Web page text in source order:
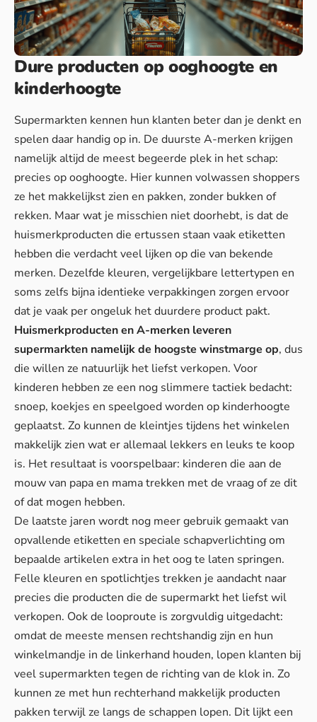
Dure producten op ooghoogte en
kinderhoogte
Supermarkten kennen hun klanten beter dan je denkt en
spelen daar handig op in. De duurste A-merken krijgen
namelijk altijd de meest begeerde plek in het schap:
precies op ooghoogte. Hier kunnen volwassen shoppers
ze het makkelijkst zien en pakken, zonder bukken of
rekken. Maar wat je misschien niet doorhebt, is dat de
huismerkproducten die ertussen staan vaak etiketten
hebben die verdacht veel lijken op die van bekende
merken. Dezelfde kleuren, vergelijkbare lettertypen en
soms zelfs bijna identieke verpakkingen zorgen ervoor
dat je vaak per ongeluk het duurdere product pakt.
Huismerkproducten en A-merken leveren
supermarkten namelijk de hoogste winstmarge op, dus
die willen ze natuurlijk het liefst verkopen. Voor
kinderen hebben ze een nog slimmere tactiek bedacht:
snoep, koekjes en speelgoed worden op kinderhoogte
geplaatst. Zo kunnen de kleintjes tijdens het winkelen
makkelijk zien wat er allemaal lekkers en leuks te koop
is. Het resultaat is voorspelbaar: kinderen die aan de
mouw van papa en mama trekken met de vraag of ze dit
of dat mogen hebben.
De laatste jaren wordt nog meer gebruik gemaakt van
opvallende etiketten en speciale schapverlichting om
bepaalde artikelen extra in het oog te laten springen.
Felle kleuren en spotlichtjes trekken je aandacht naar
precies die producten die de supermarkt het liefst wil
verkopen. Ook de looproute is zorgvuldig uitgedacht:
omdat de meeste mensen rechtshandig zijn en hun
winkelmandje in de linkerhand houden, lopen klanten bij
veel supermarkten tegen de richting van de klok in. Zo
kunnen ze met hun rechterhand makkelijk producten
pakken terwijl ze langs de schappen lopen. Dit lijkt een